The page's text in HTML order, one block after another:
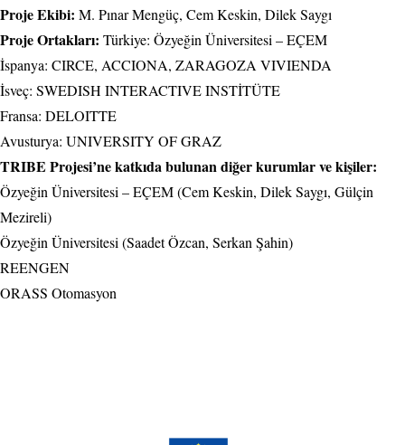
Proje Ekibi: M. Pınar Mengüç, Cem Keskin, Dilek Saygı
Proje Ortakları: Türkiye: Özyeğin Üniversitesi – EÇEM
İspanya: CIRCE, ACCIONA, ZARAGOZA VIVIENDA
İsveç: SWEDISH INTERACTIVE INSTİTÜTE
Fransa: DELOITTE
Avusturya: UNIVERSITY OF GRAZ
TRIBE Projesi’ne katkıda bulunan diğer kurumlar ve kişiler:
Özyeğin Üniversitesi – EÇEM (Cem Keskin, Dilek Saygı, Gülçin
Mezireli)
Özyeğin Üniversitesi (Saadet Özcan, Serkan Şahin)
REENGEN
ORASS Otomasyon